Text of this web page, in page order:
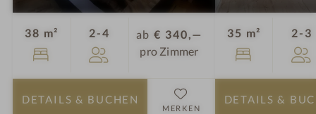
38 m² 2-4 Personen
ab € 340,—
pro Zimmer
DETAILS & BUCHEN
MERKEN
35 m² 2-3
DETAILS &